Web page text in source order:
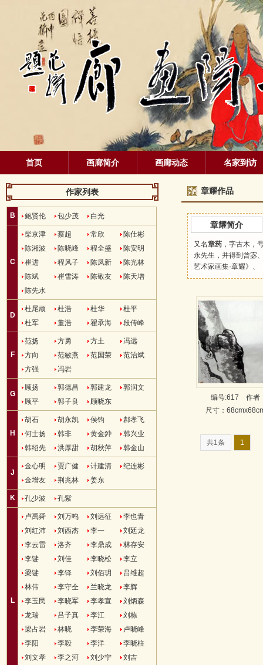
首页 画廊简介 画廊动态 名家到访
作家列表
B 鲍贤伦 包少茂 白光
C
柴京津 蔡超 常欣
陈仕彬
陈湘波
陈晓峰 程全盛
陈安明
崔进
程风子 陈凤新
陈光林
陈斌
崔雪涛 陈敬友
陈天增
陈先水
D
杜尾顽 杜浩 杜华
杜平
杜军
董浩 翟承海 段传峰
F
范扬 方勇 方土
冯远
方向
范敏燕 范国荣
范治斌
方强
冯岩
G
顾扬 郭德昌 郭建龙
郭润文
顾平
郭子良 顾晓东
H
胡石 胡永凯 侯钧
郝孝飞
何士扬
韩非 黄金鈡
韩兴业
韩绍先
洪厚甜 胡秋萍 韩金山
J
金心明 贾广健 计建清
纪连彬
金增友
荆兆林 姜东
K 孔少波 孔紫
L
卢禹舜 刘万鸣 刘远征
李也青
刘红沛
刘西杰 李一
刘廷龙
李云雷
洛齐 李鼎成
林存安
李键
刘佳 李晓松
李立
梁键
李铎 刘佰玥
吕维超
林伟
李守仝 兰晓龙
李辉
李玉民
李晓军 李孝宣
刘炳森
龙瑞
吕子真 李江
刘栋
梁占岩
林晓 李荣海
卢晓峰
李阳
李毅 李洋
李晓柱
刘文孝
李之河 刘少宁
刘吉
章耀作品
章耀简介
又名章药 ，字古木，
永先生，并得到 曾宓
艺术家画集·章耀》
编号:617 作者
尺寸：
共1条 1